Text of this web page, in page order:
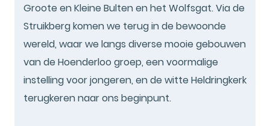
Groote en Kleine Bulten en het Wolfsgat. Via de
Struikberg komen we terug in de bewoonde
wereld, waar we langs diverse mooie gebouwen
van de Hoenderloo groep, een voormalige
instelling voor jongeren, en de witte Heldringkerk
terugkeren naar ons beginpunt.